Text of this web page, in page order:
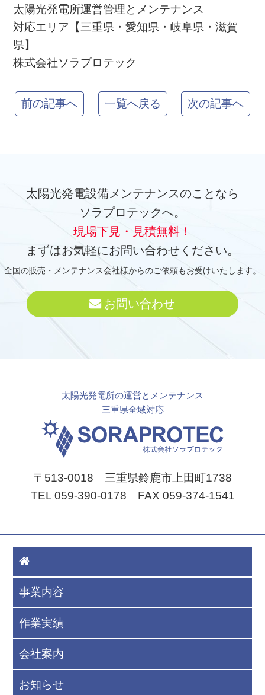
太陽光発電所運営管理とメンテナンス
対応エリア【三重県・愛知県・岐阜県・滋賀
県】
株式会社ソラプロテック
前の記事へ 一覧へ戻る 次の記事へ
太陽光発電設備メンテナンスのことなら
ソラプロテックへ。
現場下見・見積無料！
まずはお気軽にお問い合わせください。
全国の販売・メンテナンス会社様からのご依頼もお受けいたします。
お問い合わせ
太陽光発電所の運営とメンテナンス
三重県全域対応
〒513-0018 三重県鈴鹿市上田町1738
TEL 059-390-0178 FAX 059-374-1541
事業内容
作業実績
会社案内
お知らせ